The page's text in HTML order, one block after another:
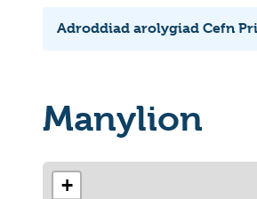
Adroddiad arolygiad Cefn
Manylion
+